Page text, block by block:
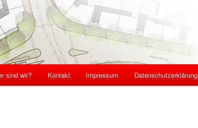
sind wir? Kontakt Impressum Datenschutzerklärung